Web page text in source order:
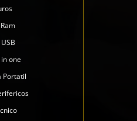
one
Portatil